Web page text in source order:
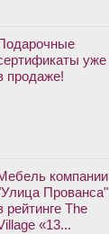
уже
продаже!
компании
Прованса"
рейтинге The
«13...